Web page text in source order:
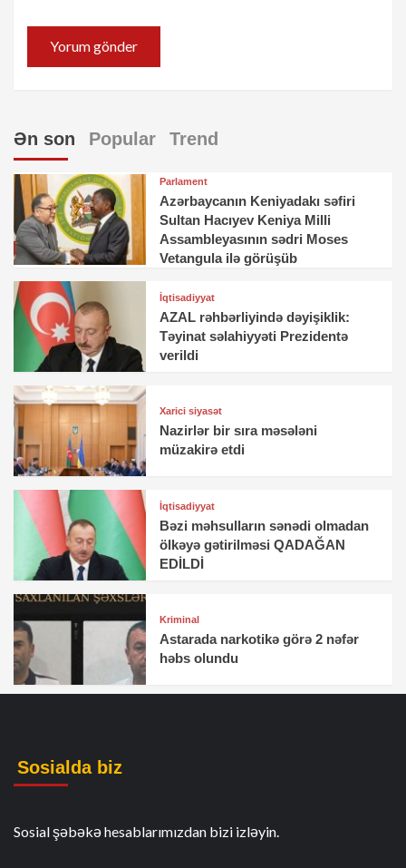
Ən son Popular Trend
Parlament
Azərbaycanın Keniyadakı səfiri
Sultan Hacıyev Keniya Milli
Assambleyasının sədri Moses
Vetangula ilə görüşüb
İqtisadiyyat
AZAL rəhbərliyində dəyişiklik:
Təyinat səlahiyyəti Prezidentə
verildi
Xarici siyasət
Nazirlər bir sıra məsələni
müzakirə etdi
İqtisadiyyat
Bəzi məhsulların sənədi olmadan
ölkəyə gətirilməsi QADAĞAN
EDİLDİ
Kriminal
Astarada narkotikə görə 2 nəfər
həbs olundu
Sosialda biz
Sosial şəbəkə hesablarımızdan bizi izləyin.